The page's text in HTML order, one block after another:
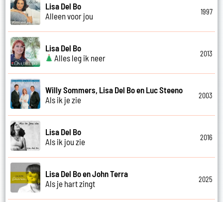
Lisa Del Bo
Alleen voor jou
1997
Lisa Del Bo
Alles leg ik neer
2013
Willy Sommers, Lisa Del Bo en Luc Steeno
Als ik je zie
2003
Lisa Del Bo
Als ik jou zie
2016
Lisa Del Bo en John Terra
Als je hart zingt
2025